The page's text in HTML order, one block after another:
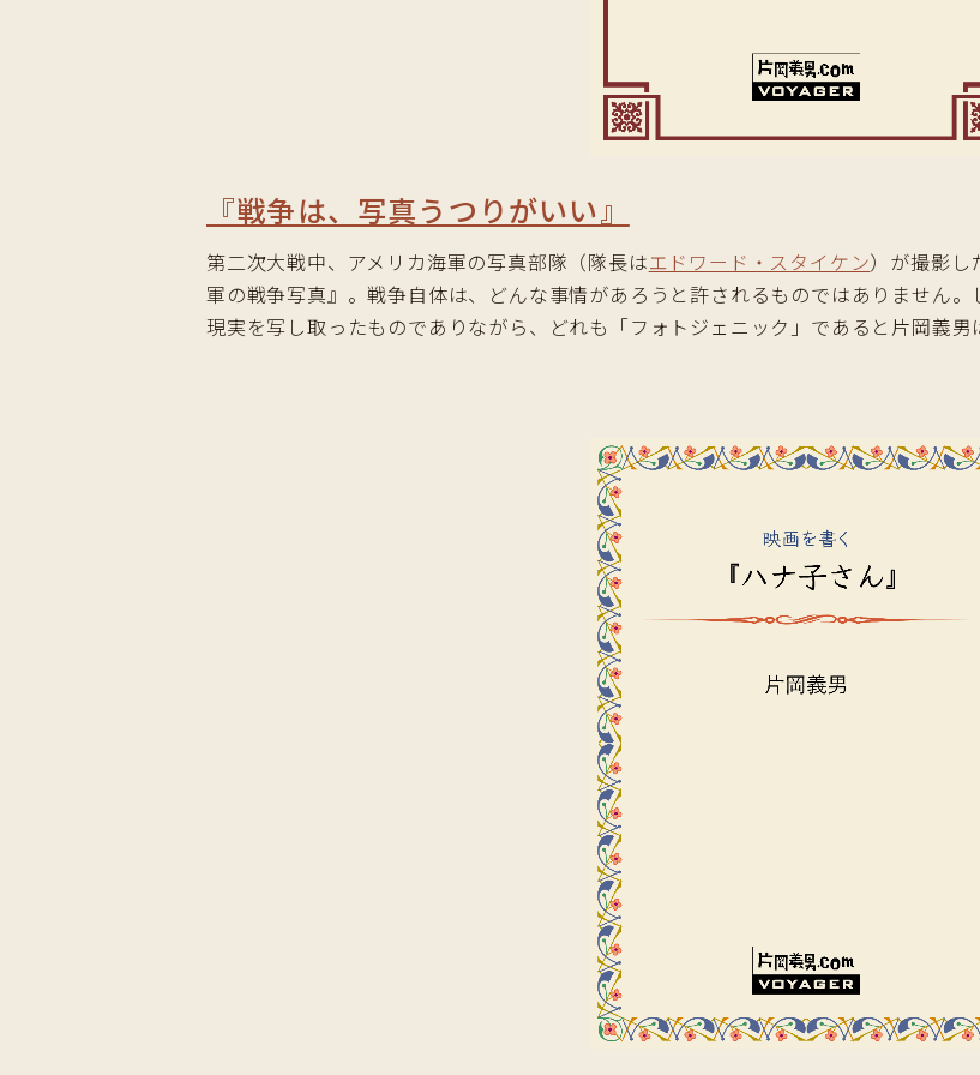
『戦争は、写真うつりがいい』
第二次大戦中、アメリカ海軍の写真部隊（隊長はエドワード・スタイケン）が撮影し
軍の戦争写真』。戦争自体は、どんな事情があろうと許されるものではありません。
現実を写し取ったものでありながら、どれも「フォトジェニック」であると片岡義男